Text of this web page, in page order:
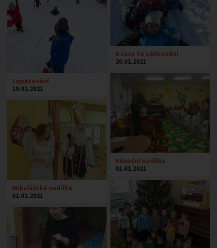
A zase to sáňkování
20.01.2021
Lopatování
19.01.2021
Vánoční nadílka
01.01.2021
Mikulášská nadílka
01.01.2021